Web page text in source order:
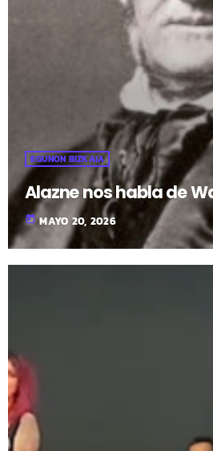
EGUNON BIZKAIA
Alazne nos habla de
today MAYO 20, 2026